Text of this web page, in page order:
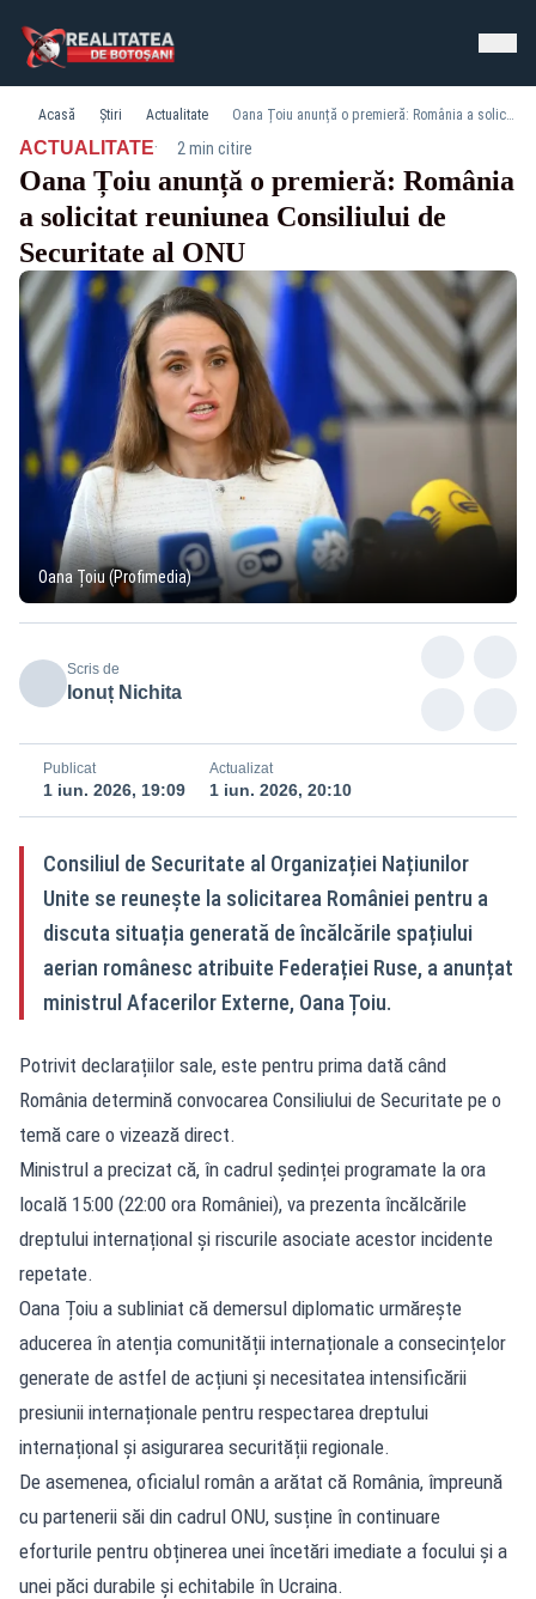
Acasă Știri Actualitate Oana Țoiu anunță o premieră: România a solicitat reuniunea Consiliului de Securitate al ONU
ACTUALITATE· 2 min citire
Oana Țoiu anunță o premieră: România
a solicitat reuniunea Consiliului de
Securitate al ONU
Oana Țoiu (Profimedia)
Scris de
Ionuț Nichita
Publicat
1 iun. 2026, 19:09
Actualizat
1 iun. 2026, 20:10
Consiliul de Securitate al Organizației Națiunilor
Unite se reunește la solicitarea României pentru a
discuta situația generată de încălcările spațiului
aerian românesc atribuite Federației Ruse, a anunțat
ministrul Afacerilor Externe, Oana Țoiu.
Potrivit declarațiilor sale, este pentru prima dată când
România determină convocarea Consiliului de Securitate pe o
temă care o vizează direct.
Ministrul a precizat că, în cadrul ședinței programate la ora
locală 15:00 (22:00 ora României), va prezenta încălcările
dreptului internațional și riscurile asociate acestor incidente
repetate.
Oana Țoiu a subliniat că demersul diplomatic urmărește
aducerea în atenția comunității internaționale a consecințelor
generate de astfel de acțiuni și necesitatea intensificării
presiunii internaționale pentru respectarea dreptului
internațional și asigurarea securității regionale.
De asemenea, oficialul român a arătat că România, împreună
cu partenerii săi din cadrul ONU, susține în continuare
eforturile pentru obținerea unei încetări imediate a focului și a
unei păci durabile și echitabile în Ucraina.